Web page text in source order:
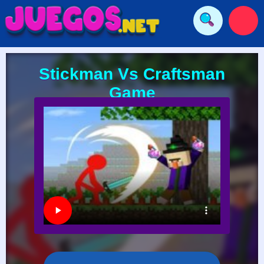
Stickman Vs Craftsman
Game